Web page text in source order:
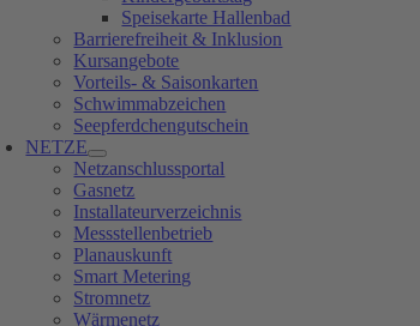
Speisekarte Hallenbad
Barrierefreiheit & Inklusion
Kursangebote
Vorteils- & Saisonkarten
Schwimmabzeichen
Seepferdchengutschein
NETZE
Netzanschlussportal
Gasnetz
Installateurverzeichnis
Messstellenbetrieb
Planauskunft
Smart Metering
Stromnetz
Wärmenetz